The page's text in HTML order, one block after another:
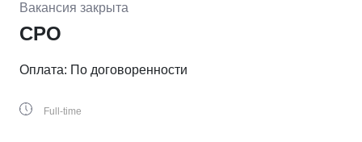
СРО
Вакансия закрыта
Оплата: По договоренности
Full-time